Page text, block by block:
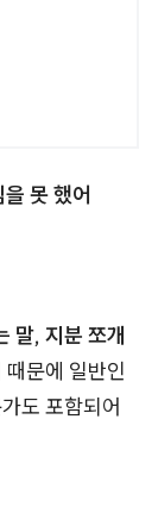
못 했어
말, 지분 쪼개
문에 일반인
도 포함되어